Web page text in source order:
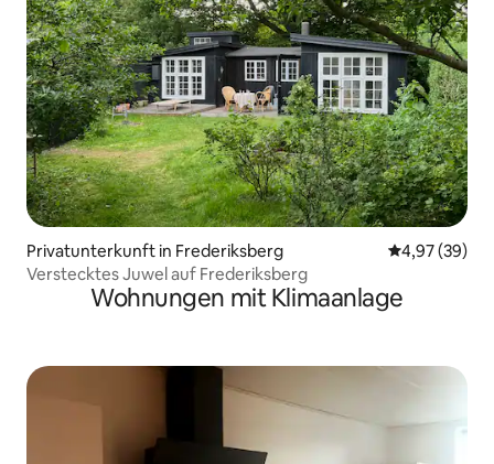
Privatunterkunft in Frederiksberg
4,97 (39)
Verstecktes Juwel auf Frederiksberg
Wohnungen mit Klimaanlage